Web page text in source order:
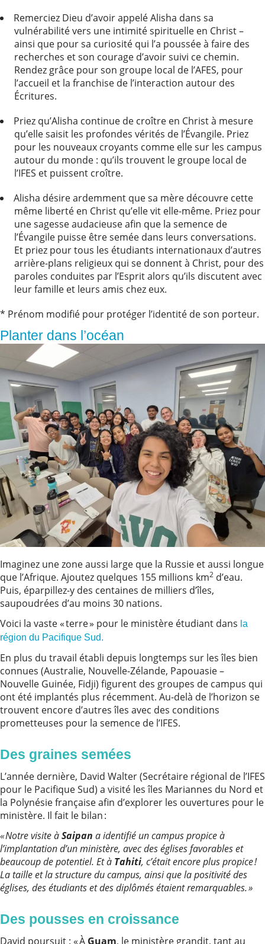
Remerciez Dieu d’avoir appelé Alisha dans sa
vulnérabilité vers une intimité spirituelle en Christ –
ainsi que pour sa curiosité qui l’a poussée à faire des
recherches et son courage d’avoir suivi ce chemin.
Rendez grâce pour son groupe local de l’AFES, pour
l’accueil et la franchise de l’interaction autour des
Écritures.
Priez qu’Alisha continue de croître en Christ à mesure
qu’elle saisit les profondes vérités de l’Évangile. Priez
pour les nouveaux croyants comme elle sur les campus
autour du monde : qu’ils trouvent le groupe local de
l’IFES et puissent croître.
Alisha désire ardemment que sa mère découvre cette
même liberté en Christ qu’elle vit elle-même. Priez pour
une sagesse audacieuse afin que la semence de
l’Évangile puisse être semée dans leurs conversations.
Et priez pour tous les étudiants internationaux d’autres
arrière-plans religieux qui se donnent à Christ, pour des
paroles conduites par l’Esprit alors qu’ils discutent avec
leur famille et leurs amis chez eux.
* Prénom modifié pour protéger l’identité de son porteur.
Planter dans l’océan
Imaginez une zone aussi large que la Russie et aussi longue
que l’Afrique. Ajoutez quelques 155 millions km2 d’eau.
Puis, éparpillez-y des centaines de milliers d’îles,
saupoudrées d’au moins 30 nations.
Voici la vaste « terre » pour le ministère étudiant dans la
région du Pacifique Sud.
En plus du travail établi depuis longtemps sur les îles bien
connues (Australie, Nouvelle-Zélande, Papouasie –
Nouvelle Guinée, Fidji) figurent des groupes de campus qui
ont été implantés plus récemment. Au-delà de l’horizon se
trouvent encore d’autres îles avec des conditions
prometteuses pour la semence de l’IFES.
Des graines semées
L’année dernière, David Walter (Secrétaire régional de l’IFES
pour le Pacifique Sud) a visité les îles Mariannes du Nord et
la Polynésie française afin d’explorer les ouvertures pour le
ministère. Il fait le bilan :
« Notre visite àSaipan a identifié un campus propice à
l’implantation d’un ministère, avec des églises favorables et
beaucoup de potentiel. Et à Tahiti, c’était encore plus propice !
La taille et la structure du campus, ainsi que la positivité des
églises, des étudiants et des diplômés étaient remarquables. »
Des pousses en croissance
David poursuit : « À Guam, le ministère grandit, tant au